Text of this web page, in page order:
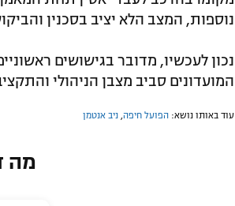
נוספות, המצב הלא יציב בסכנין
נכון לעכשיו, מדובר בגישושים
המועדונים סביב מצבן הניהולי
עוד באותו נושא: הפועל חיפה, ניב אנטמן
מה